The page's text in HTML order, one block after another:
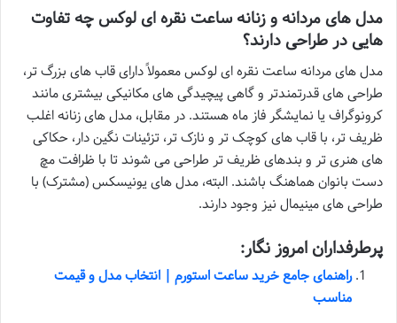
مدل های مردانه و زنانه ساعت نقره ای لوکس چه تفاوت
هایی در طراحی دارند؟
مدل های مردانه ساعت نقره ای لوکس معمولاً دارای قاب های بزرگ تر،
طراحی های قدرتمندتر و گاهی پیچیدگی های مکانیکی بیشتری مانند
کرونوگراف یا نمایشگر فاز ماه هستند. در مقابل، مدل های زنانه اغلب
ظریف تر، با قاب های کوچک تر و نازک تر، تزئینات نگین دار، حکاکی
های هنری تر و بندهای ظریف تر طراحی می شوند تا با ظرافت مچ
دست بانوان هماهنگ باشند. البته، مدل های یونیسکس (مشترک) با
طراحی های مینیمال نیز وجود دارند.
پرطرفداران امروز نگار:
راهنمای جامع خرید ساعت استورم | انتخاب مدل و قیمت
مناسب